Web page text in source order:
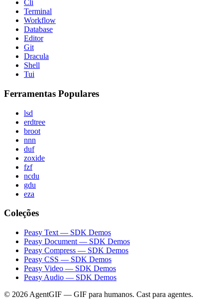
Cli
Terminal
Workflow
Database
Editor
Git
Dracula
Shell
Tui
Ferramentas Populares
lsd
erdtree
broot
nnn
duf
zoxide
fzf
ncdu
gdu
eza
Coleções
Peasy Text — SDK Demos
Peasy Document — SDK Demos
Peasy Compress — SDK Demos
Peasy CSS — SDK Demos
Peasy Video — SDK Demos
Peasy Audio — SDK Demos
© 2026 AgentGIF — GIF para humanos. Cast para agentes.